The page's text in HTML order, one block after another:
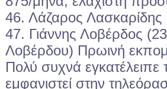
46. Λάζαρος Λασκαρίδης
47. Γιάννης Λοβέρδος
Λοβέρδου) Πρωινή
Πολύ συχνά
εμφανιστεί στην